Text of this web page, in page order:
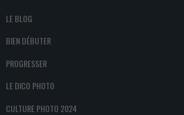
LE BLOG
BIEN DÉBUTER
PROGRESSER
LE DICO PHOTO
CULTURE PHOTO 2024